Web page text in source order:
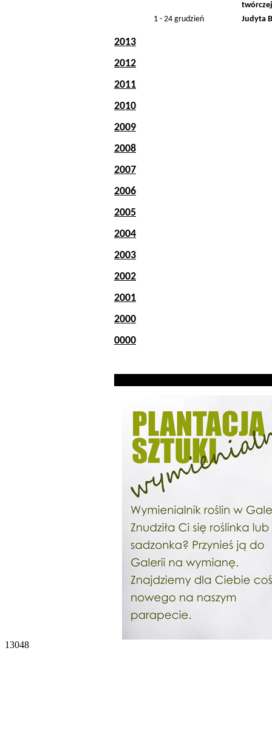
twórczej
1 - 24 grudzień
Judyta
2013
2012
2011
2010
2009
2008
2007
2006
2005
2004
2003
2002
2001
2000
0000
13048